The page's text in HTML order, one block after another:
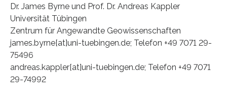
Dr. James Byrne und Prof. Dr. Andreas Kappler
Universität Tübingen
Zentrum für Angewandte Geowissenschaften
james.byrne[at]uni-tuebingen.de; Telefon +49 7071 29-
75496
andreas.kappler[at]uni-tuebingen.de; Telefon +49 7071
29-74992